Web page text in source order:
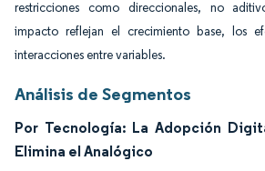
restricciones como direccionales, no
impacto reflejan el crecimiento base, los
interacciones entre variables.
Análisis de Segmentos
Por Tecnología: La Adopción
Elimina el Analógico